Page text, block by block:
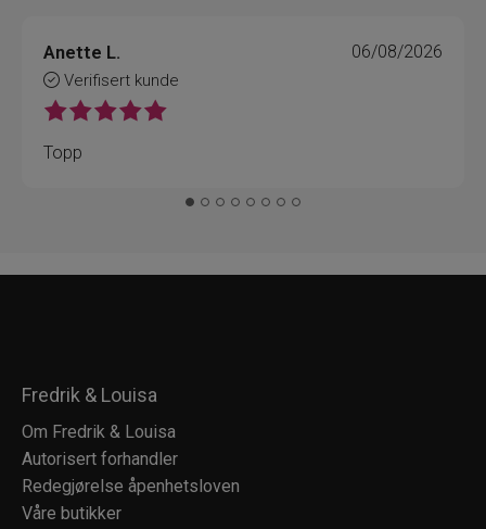
Anette L.
Verifisert kunde
06/08/2026
Topp
Fredrik & Louisa
Om Fredrik & Louisa
Autorisert forhandler
Redegjørelse åpenhetsloven
Våre butikker